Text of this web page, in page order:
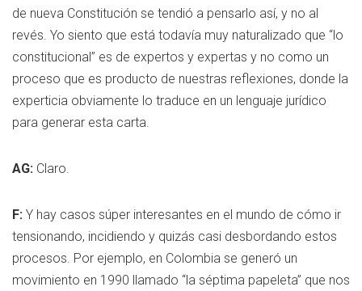
de nueva Constitución se tendió a pensarlo así, y no al
revés. Yo siento que está todavía muy naturalizado que “lo
constitucional” es de expertos y expertas y no como un
proceso que es producto de nuestras reflexiones, donde la
experticia obviamente lo traduce en un lenguaje jurídico
para generar esta carta.
AG: Claro.
F: Y hay casos súper interesantes en el mundo de cómo ir
tensionando, incidiendo y quizás casi desbordando estos
procesos. Por ejemplo, en Colombia se generó un
movimiento en 1990 llamado “la séptima papeleta” que nos